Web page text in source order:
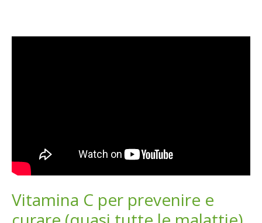
Vitamina C per prevenire e